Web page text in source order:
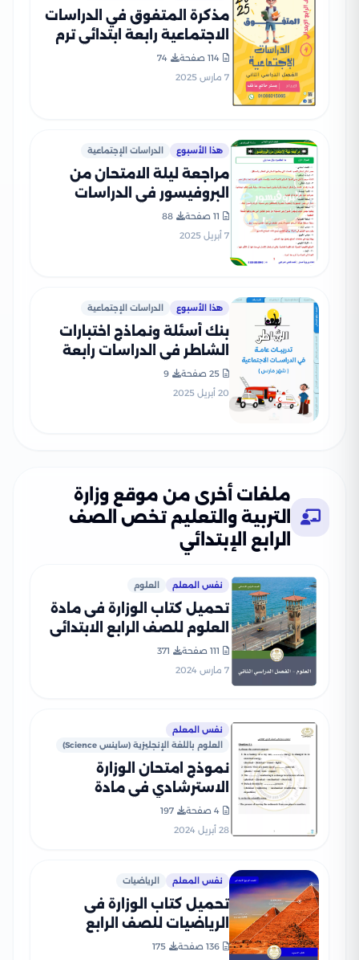
مذكرة المتفوق في الدراسات
الاجتماعية رابعة ابتدائي ترم
ثاني بصيغة PDF
114 صفحة
74
7 مارس 2025
هذا الأسبوع الدراسات الإجتماعية
مراجعة ليلة الامتحان من
البروفيسور في الدراسات
الاجتماعية للصف الرابع
الابتدائي الترم الثاني بصيغة
11 صفحة
88
7 أبريل 2025
هذا الأسبوع الدراسات الإجتماعية
بنك أسئلة ونماذج اختبارات
الشاطر في الدراسات رابعة
ابتدائي منهج شهر مارس
2025 بصيغة PDF
25 صفحة
9
20 أبريل 2025
ملفات أخرى من موقع وزارة
التربية والتعليم تخص الصف
الرابع الإبتدائي
نفس المعلم العلوم
تحميل كتاب الوزارة فى مادة
العلوم للصف الرابع الابتدائى
الترم الثانى 2024 بصيغة PDF
111 صفحة
371
7 مارس 2024
نفس المعلم
العلوم باللغة الإنجليزية (ساينس Science)
نموذج امتحان الوزارة
الاسترشادي في مادة
الرابع الابتدائي الترم الثاني
4 صفحة
197
28 أبريل 2024
نفس المعلم الرياضيات
تحميل كتاب الوزارة فى
الرياضيات للصف الرابع
136 صفحة 175